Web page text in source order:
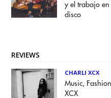
y el trabajo
disco
REVIEWS
CHARLI XCX
Music,
XCX